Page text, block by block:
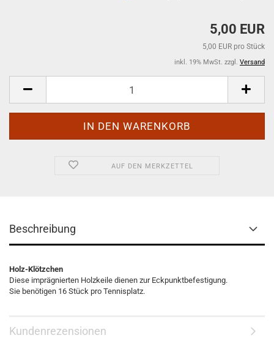
5,00 EUR
5,00 EUR pro Stück
inkl. 19% MwSt. zzgl. Versand
AUF DEN MERKZETTEL
Beschreibung
Holz-Klötzchen
Diese imprägnierten Holzkeile dienen zur Eckpunktbefestigung.
Sie benötigen 16 Stück pro Tennisplatz.
Kundenrezensionen